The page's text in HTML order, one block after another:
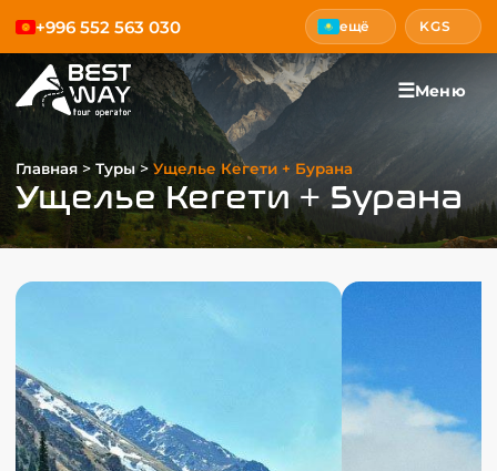
+996 552 563 030 ещё KGS
☰Меню
Главная > Туры > Ущелье Кегети + Бурана
Ущелье Кегети + Бурана